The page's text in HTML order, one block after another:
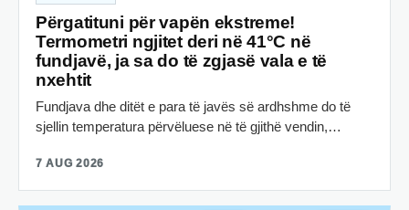
Përgatituni për vapën ekstreme!
Termometri ngjitet deri në 41°C në
fundjavë, ja sa do të zgjasë vala e të
nxehtit
Fundjava dhe ditët e para të javës së ardhshme do të
sjellin temperatura përvëluese në të gjithë vendin,…
7 AUG 2026